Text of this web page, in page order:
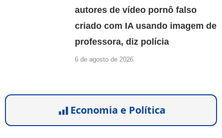
autores de vídeo pornô falso
criado com IA usando imagem de
professora, diz polícia
6 de agosto de 2026
Economia e Política